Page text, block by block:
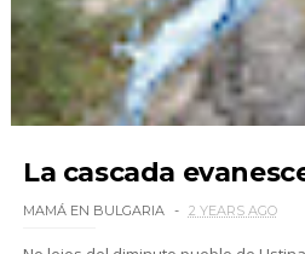
La cascada
MAMÁ EN BULGARIA 2 YEARS AGO